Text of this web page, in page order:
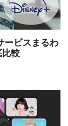
ービスまるわ
較